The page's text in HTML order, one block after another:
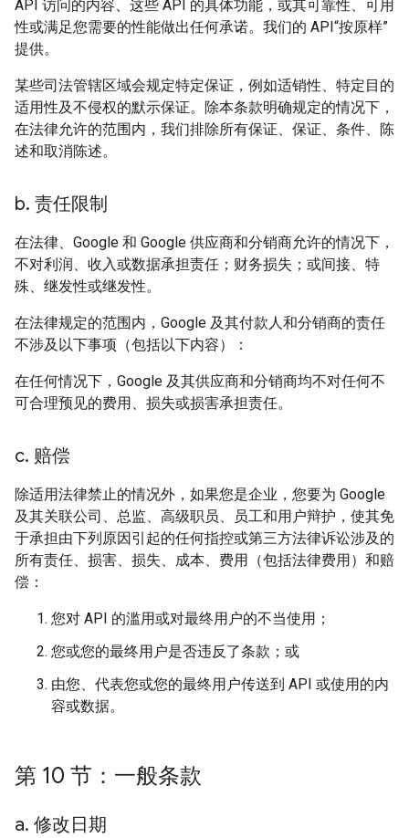
API 访问的内容、这些 API 的具体功能，或其可靠性、可用
性或满足您需要的性能做出任何承诺。我们的 API“按原样”
提供。
某些司法管辖区域会规定特定保证，例如适销性、特定目的
适用性及不侵权的默示保证。除本条款明确规定的情况下，
在法律允许的范围内，我们排除所有保证、保证、条件、陈
述和取消陈述。
b. 责任限制
在法律、Google 和 Google 供应商和分销商允许的情况下，
不对利润、收入或数据承担责任；财务损失；或间接、特
殊、继发性或继发性。
在法律规定的范围内，Google 及其付款人和分销商的责任
不涉及以下事项（包括以下内容）：
在任何情况下，Google 及其供应商和分销商均不对任何不
可合理预见的费用、损失或损害承担责任。
c. 赔偿
除适用法律禁止的情况外，如果您是企业，您要为 Google
及其关联公司、总监、高级职员、员工和用户辩护，使其免
于承担由下列原因引起的任何指控或第三方法律诉讼涉及的
所有责任、损害、损失、成本、费用（包括法律费用）和赔
偿：
您对 API 的滥用或对最终用户的不当使用；
您或您的最终用户是否违反了条款；或
由您、代表您或您的最终用户传送到 API 或使用的内
容或数据。
第 10 节：一般条款
a. 修改日期